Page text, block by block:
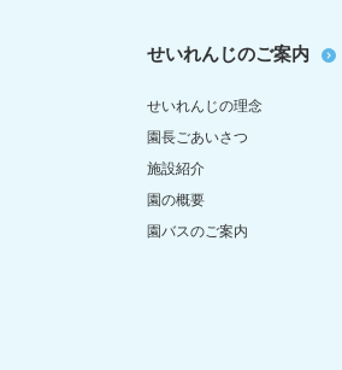
せいれんじのご案内
せいれんじの理念
園長ごあいさつ
施設紹介
園の概要
園バスのご案内